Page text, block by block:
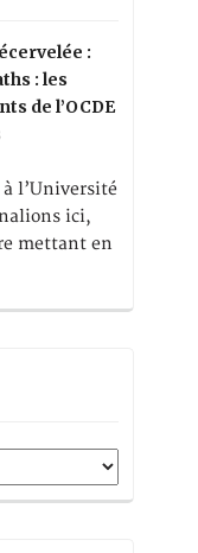
:
: les
de l’OCDE
l’Université
ici,
mettant en